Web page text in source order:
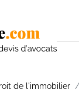
de l'immobilier